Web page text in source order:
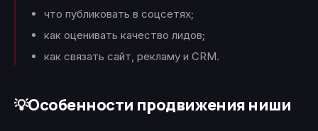
что публиковать в соцсетях;
как оценивать качество лидов;
как связать сайт, рекламу и CRM.
💡Особенности продвижения ниши